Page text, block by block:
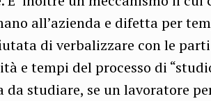
all’azienda e difetta per
di verbalizzare con le
e tempi del processo di
da studiare, se un lavoratore